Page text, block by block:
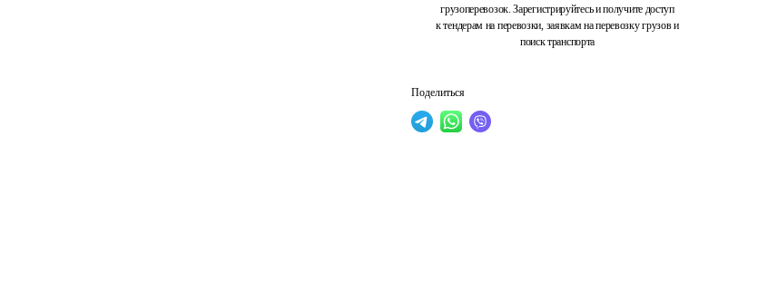
грузоперевозок. Зарегистрируйтесь и получите доступ
к тендерам на перевозки, заявкам на перевозку грузов и
поиск транспорта
Поделиться